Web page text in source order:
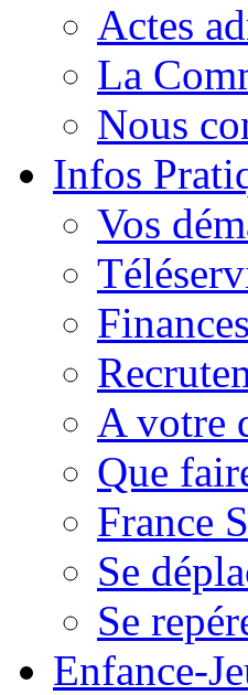
Actes
La
Nous
Infos
Vos
A votre
Que
France
Se
Se
Enfance-